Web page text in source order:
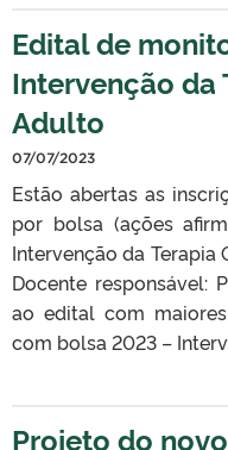
Edital de
Intervenção da
Adulto
07/07/2023
Estão abertas as
por bolsa (ações
Intervenção da
Docente responsável:
ao edital com
com bolsa 2023 –
Projeto do